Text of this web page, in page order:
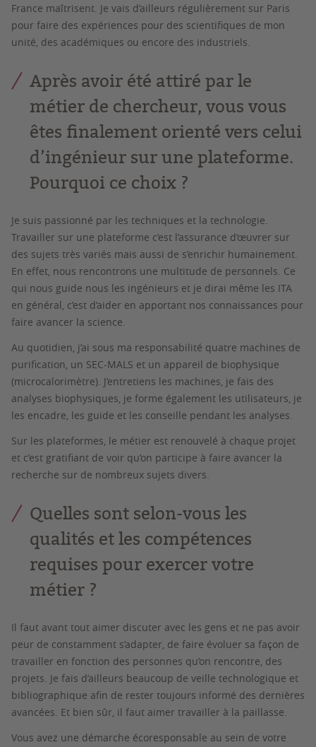
France maîtrisent. Je vais d’ailleurs régulièrement sur Paris
pour faire des expériences pour des scientifiques de mon
unité, des académiques ou encore des industriels.
Après avoir été attiré par le
métier de chercheur, vous vous
êtes finalement orienté vers celui
d’ingénieur sur une plateforme.
Pourquoi ce choix ?
Je suis passionné par les techniques et la technologie.
Travailler sur une plateforme c’est l’assurance d’œuvrer sur
des sujets très variés mais aussi de s’enrichir humainement.
En effet, nous rencontrons une multitude de personnels. Ce
qui nous guide nous les ingénieurs et je dirai même les ITA
en général, c’est d’aider en apportant nos connaissances pour
faire avancer la science.
Au quotidien, j’ai sous ma responsabilité quatre machines de
purification, un SEC-MALS et un appareil de biophysique
(microcalorimètre). J’entretiens les machines, je fais des
analyses biophysiques, je forme également les utilisateurs, je
les encadre, les guide et les conseille pendant les analyses.
Sur les plateformes, le métier est renouvelé à chaque projet
et c’est gratifiant de voir qu’on participe à faire avancer la
recherche sur de nombreux sujets divers.
Quelles sont selon-vous les
qualités et les compétences
requises pour exercer votre
métier ?
Il faut avant tout aimer discuter avec les gens et ne pas avoir
peur de constamment s’adapter, de faire évoluer sa façon de
travailler en fonction des personnes qu’on rencontre, des
projets. Je fais d’ailleurs beaucoup de veille technologique et
bibliographique afin de rester toujours informé des dernières
avancées. Et bien sûr, il faut aimer travailler à la paillasse.
Vous avez une démarche écoresponsable au sein de votre